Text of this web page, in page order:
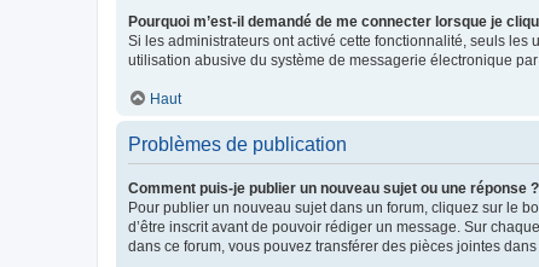
Pourquoi m’est-il demandé de me connecter lorsque je
Si les administrateurs ont activé cette fonctionnalité, seuls
utilisation abusive du système de messagerie électronique
Haut
Problèmes de publication
Comment puis-je publier un nouveau sujet ou une réponse ?
Pour publier un nouveau sujet dans un forum, cliquez sur le
d’être inscrit avant de pouvoir rédiger un message. Sur
dans ce forum, vous pouvez transférer des pièces jointes dans